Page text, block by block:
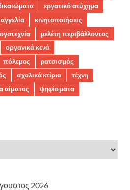
εργατικό ατύχημα
κινητοποιήσεις
μελέτη περιβάλλοντος
οργανικά κενά
πόλεμος
ρατσισμός
σχολικά κτίρια
τέχνη
αίματος ψηφίσματα
2026